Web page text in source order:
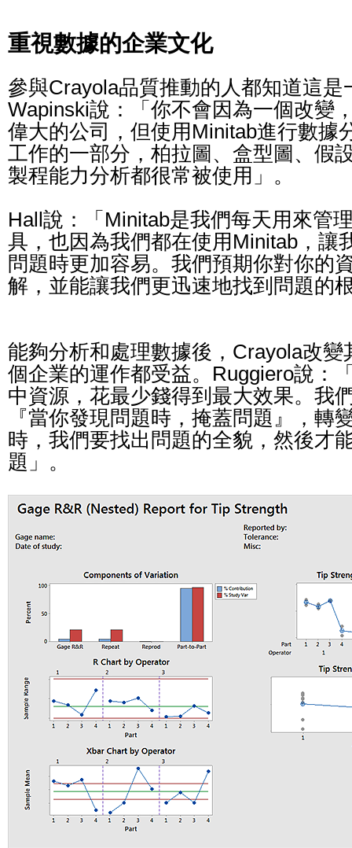
重視數據的企業文化
參與Crayola品質推動的人都知道這是
Wapinski說：「你不會因為一個改變
偉大的公司，但使用Minitab進行數據
工作的一部分，柏拉圖、盒型圖、假
製程能力分析都很常被使用」。
Hall說：「Minitab是我們每天用來管
具，也因為我們都在使用Minitab，讓
問題時更加容易。我們預期你對你的
解，並能讓我們更迅速地找到問題的
能夠分析和處理數據後，Crayola改變
個企業的運作都受益。Ruggiero說：
中資源，花最少錢得到最大效果。我
『當你發現問題時，掩蓋問題』，轉
時，我們要找出問題的全貌，然後才
題」。